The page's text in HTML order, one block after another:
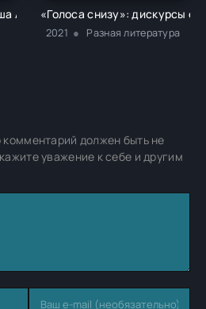
Антонова«Голоса снизу»: дискурсы
2021 Разная литература
должен быть не
уважение к себе и другим